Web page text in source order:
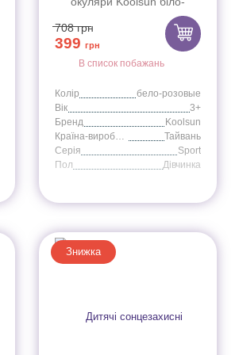
рожеві серії Sport (Розмір:
708грн
399 грн
В список побажань
Колір
бело-розовые
Вік
3+
Бренд
Koolsun
Країна-виробник
Тайвань
Серія
Sport
Пол
Дівчинка
Знижка